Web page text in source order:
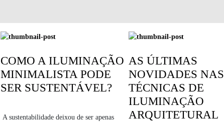
COMO A ILUMINAÇÃO
MINIMALISTA PODE
SER SUSTENTÁVEL?
A sustentabilidade deixou de ser apenas
AS ÚLTIMAS
NOVIDADES NAS
TÉCNICAS DE
ILUMINAÇÃO
ARQUITETURAL